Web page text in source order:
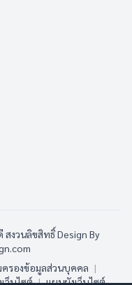
สงวนลิขสิทธิ์Design By
ครองข้อมูลส่วนบุคคล |
ว็บไซต์ | แผนผังเว็บไซต์